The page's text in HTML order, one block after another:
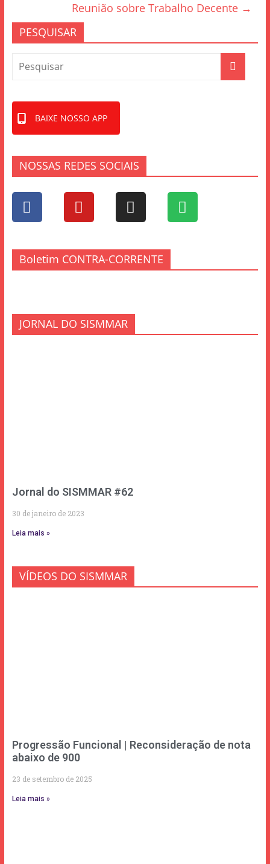
o
k
Reunião sobre Trabalho Decente →
PESQUISAR
BAIXE NOSSO APP
NOSSAS REDES SOCIAIS
Boletim CONTRA-CORRENTE
JORNAL DO SISMMAR
Jornal do SISMMAR #62
30 de janeiro de 2023
Leia mais »
VÍDEOS DO SISMMAR
Progressão Funcional | Reconsideração de nota
abaixo de 900
23 de setembro de 2025
Leia mais »